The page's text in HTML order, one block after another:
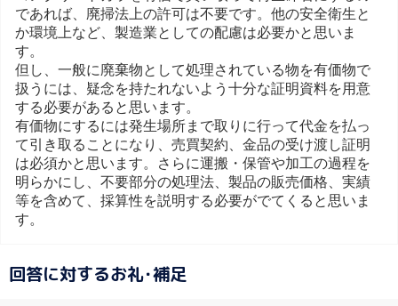
であれば、廃掃法上の許可は不要です。他の安全衛生と
か環境上など、製造業としての配慮は必要かと思いま
す。
但し、一般に廃棄物として処理されている物を有価物で
扱うには、疑念を持たれないよう十分な証明資料を用意
する必要があると思います。
有価物にするには発生場所まで取りに行って代金を払っ
て引き取ることになり、売買契約、金品の受け渡し証明
は必須かと思います。さらに運搬・保管や加工の過程を
明らかにし、不要部分の処理法、製品の販売価格、実績
等を含めて、採算性を説明する必要がでてくると思いま
す。
回答に対するお礼･補足